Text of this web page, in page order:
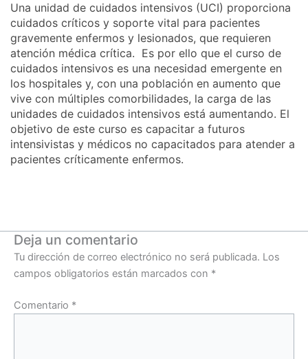
Una unidad de cuidados intensivos (UCI) proporciona
cuidados críticos y soporte vital para pacientes
gravemente enfermos y lesionados, que requieren
atención médica crítica. Es por ello que el curso de
cuidados intensivos es una necesidad emergente en
los hospitales y, con una población en aumento que
vive con múltiples comorbilidades, la carga de las
unidades de cuidados intensivos está aumentando. El
objetivo de este curso es capacitar a futuros
intensivistas y médicos no capacitados para atender a
pacientes críticamente enfermos.
Deja un comentario
Tu dirección de correo electrónico no será publicada. Los
campos obligatorios están marcados con *
Comentario *